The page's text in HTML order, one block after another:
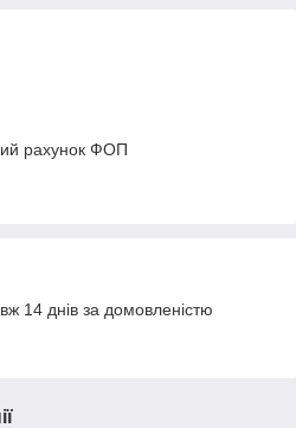
рахунок ФОП
14 днів за домовленістю